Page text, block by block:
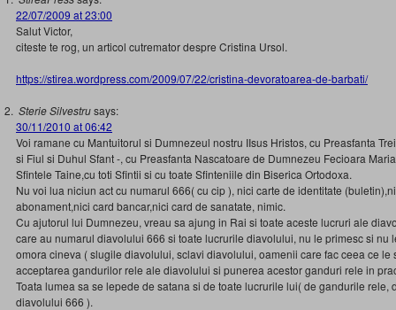
22/07/2009 at 23:00
Salut Victor,
citeste te rog, un articol cutremator despre Cristina Ursol.
https://stirea.wordpress.com/2009/07/22/cristina-devoratoarea-de-barbati/
Sterie Silvestrusays:
30/11/2010 at 06:42
Voi ramane cu Mantuitorul si Dumnezeul nostru IIsus Hristos, cu Preasfanta
si Fiul si Duhul Sfant -, cu Preasfanta Nascatoare de Dumnezeu Fecioara
Sfintele Taine,cu toti Sfintii si cu toate Sfinteniile din Biserica Ortodoxa.
Nu voi lua niciun act cu numarul 666( cu cip ), nici carte de identitate
abonament,nici card bancar,nici card de sanatate, nimic.
Cu ajutorul lui Dumnezeu, vreau sa ajung in Rai si toate aceste lucruri ale
care au numarul diavolului 666 si toate lucrurile diavolului, nu le primesc si nu
omora cineva ( slugile diavolului, sclavi diavolului, oamenii care fac ceea ce le
acceptarea gandurilor rele ale diavolului si punerea acestor ganduri rele in
Toata lumea sa se lepede de satana si de toate lucrurile lui( de gandurile rele,
diavolului 666 ).